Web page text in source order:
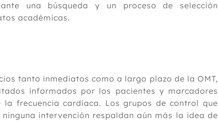
una búsqueda y un proceso de selección
académicas.
tanto inmediatos como a largo plazo de la OMT,
informados por los pacientes y marcadores
frecuencia cardíaca. Los grupos de control que
intervención respaldan aún más la idea de